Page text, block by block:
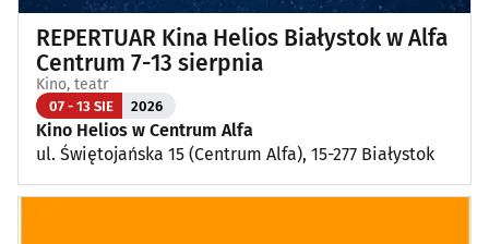
REPERTUAR Kina Helios Białystok w Alfa
Centrum 7-13 sierpnia
Kino, teatr
07 - 13 SIE 2026
Kino Helios w Centrum Alfa
ul. Świętojańska 15 (Centrum Alfa), 15-277 Białystok